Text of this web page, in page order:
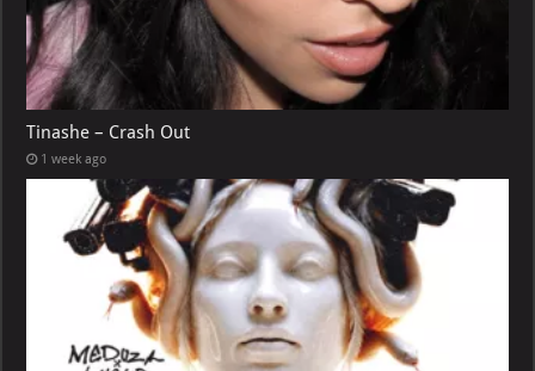
Tinashe – Crash Out
1 week ago